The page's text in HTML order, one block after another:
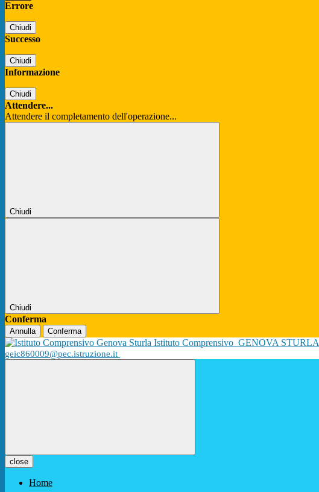
Errore
Chiudi
Successo
Chiudi
Informazione
Chiudi
Attendere...
Attendere il completamento dell'operazione...
Chiudi
Chiudi
Conferma
Annulla Conferma
Istituto Comprensivo GENOVA STURLA
geic860009@pec.istruzione.it
close
Home